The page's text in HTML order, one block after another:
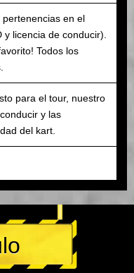
en el
licencia de conducir).
Todos los
para el tour, nuestro
y las
del kart.